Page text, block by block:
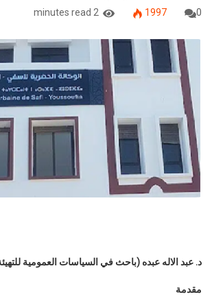
0
1997
2 minutes read
د. عبد الاله عبده (باحث في السياسات العمومية
مقدمة